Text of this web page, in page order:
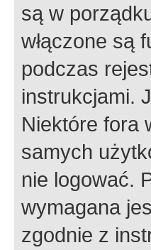
są w
włączone są
podczas
instrukcjami.
Niektóre fora
samych
nie logować.
wymagana
zgodnie z